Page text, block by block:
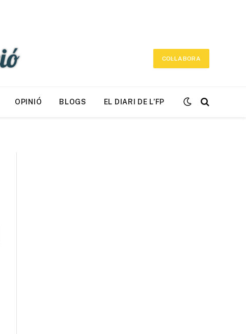
COL·LABORA
OPINIÓ BLOGS EL DIARI DE L’FP